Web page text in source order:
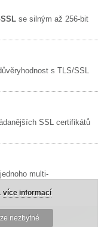
se silným až 256-bit
s TLS/SSL
SSL certifikátů
multi-
více informací
nezbytné